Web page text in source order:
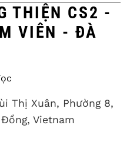
THIỆN CS2 -
VIÊN - ĐÀ
Thị Xuân, Phường 8,
Vietnam